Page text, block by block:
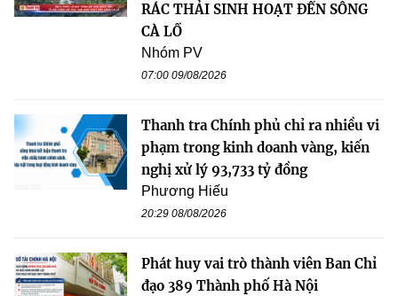
RÁC THẢI SINH HOẠT ĐẾN SÔNG
CÀ LỒ
Nhóm PV
07:00 09/08/2026
Thanh tra Chính phủ chỉ ra nhiều vi
phạm trong kinh doanh vàng, kiến
nghị xử lý 93,733 tỷ đồng
Phương Hiếu
20:29 08/08/2026
Phát huy vai trò thành viên Ban Chỉ
đạo 389 Thành phố Hà Nội